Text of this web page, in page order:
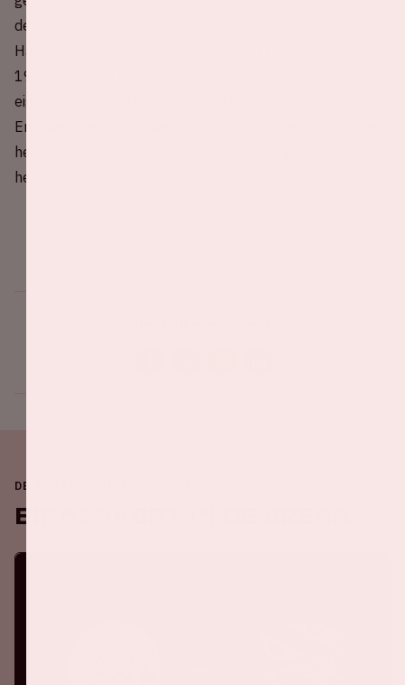
de Europa Cup I, met iconen als Coen Moulijn, Willem van
Hanegem en Robin van Persie. Én niet te vergeten: in
1983/1984, na een akkefietje in Amsterdam, dook onze
eigen Johan Cruijff ineens op in het shirt van Feyenoord.
En jawel, Feyenoord werd dat jaar kampioen. ‘Elk nadeel
heb z’n voordeel,’ zullen ze in Rotterdam gedacht
hebben.
DE JOHAN CRUIJFF ARENA IS ALTIJD IN BEWEGING
Binnenkort in de ArenA